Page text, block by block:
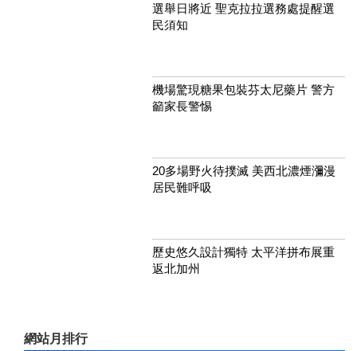
選舉日將近 聖克拉拉選務處提醒選
民須知
機場驚現糖果包裝芬太尼藥片 警方
籲家長警惕
20多場野火待撲滅 美西北濃煙瀰漫
居民難呼吸
歷史悠久設計獨特 太平洋拼布展重
返北加州
網站月排行